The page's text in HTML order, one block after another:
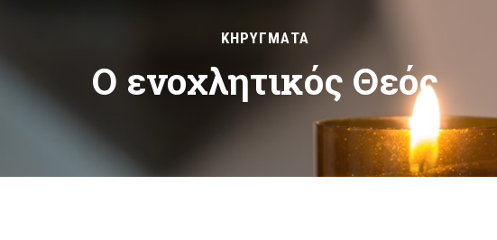
ΚΗΡΥΓΜΑΤΑ
Ο ενοχλητικός Θεός